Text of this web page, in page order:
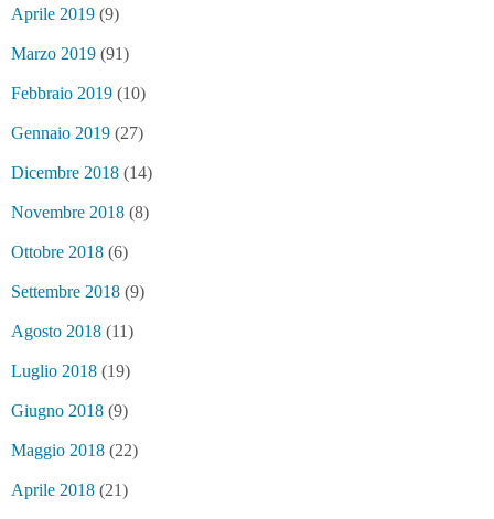
Aprile 2019 (9)
Marzo 2019 (91)
Febbraio 2019 (10)
Gennaio 2019 (27)
Dicembre 2018 (14)
Novembre 2018 (8)
Ottobre 2018 (6)
Settembre 2018 (9)
Agosto 2018 (11)
Luglio 2018 (19)
Giugno 2018 (9)
Maggio 2018 (22)
Aprile 2018 (21)